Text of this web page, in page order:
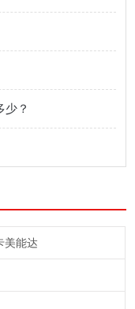
少？
美能达